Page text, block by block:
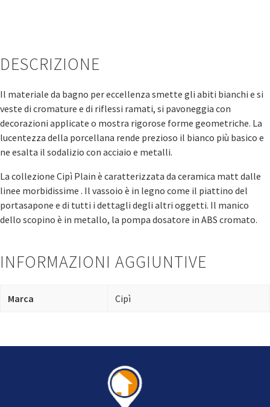
DESCRIZIONE
Il materiale da bagno per eccellenza smette gli abiti bianchi e si
veste di cromature e di riflessi ramati, si pavoneggia con
decorazioni applicate o mostra rigorose forme geometriche. La
lucentezza della porcellana rende prezioso il bianco più basico e
ne esalta il sodalizio con acciaio e metalli.
La collezione Cipì Plain è caratterizzata da ceramica matt dalle
linee morbidissime . Il vassoio è in legno come il piattino del
portasapone e di tutti i dettagli degli altri oggetti. Il manico
dello scopino è in metallo, la pompa dosatore in ABS cromato.
INFORMAZIONI AGGIUNTIVE
Marca Cipì